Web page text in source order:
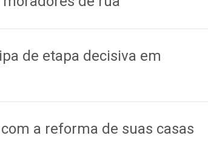
de etapa decisiva em
a reforma de suas casas